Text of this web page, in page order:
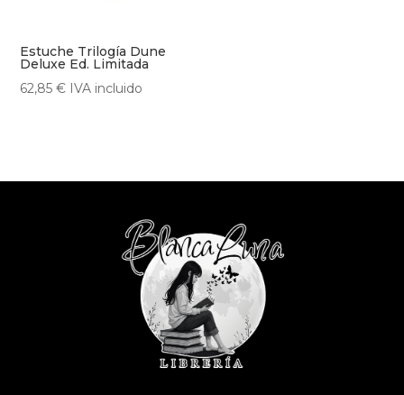
Estuche Trilogía Dune
Deluxe Ed. Limitada
62,85€ IVA incluido